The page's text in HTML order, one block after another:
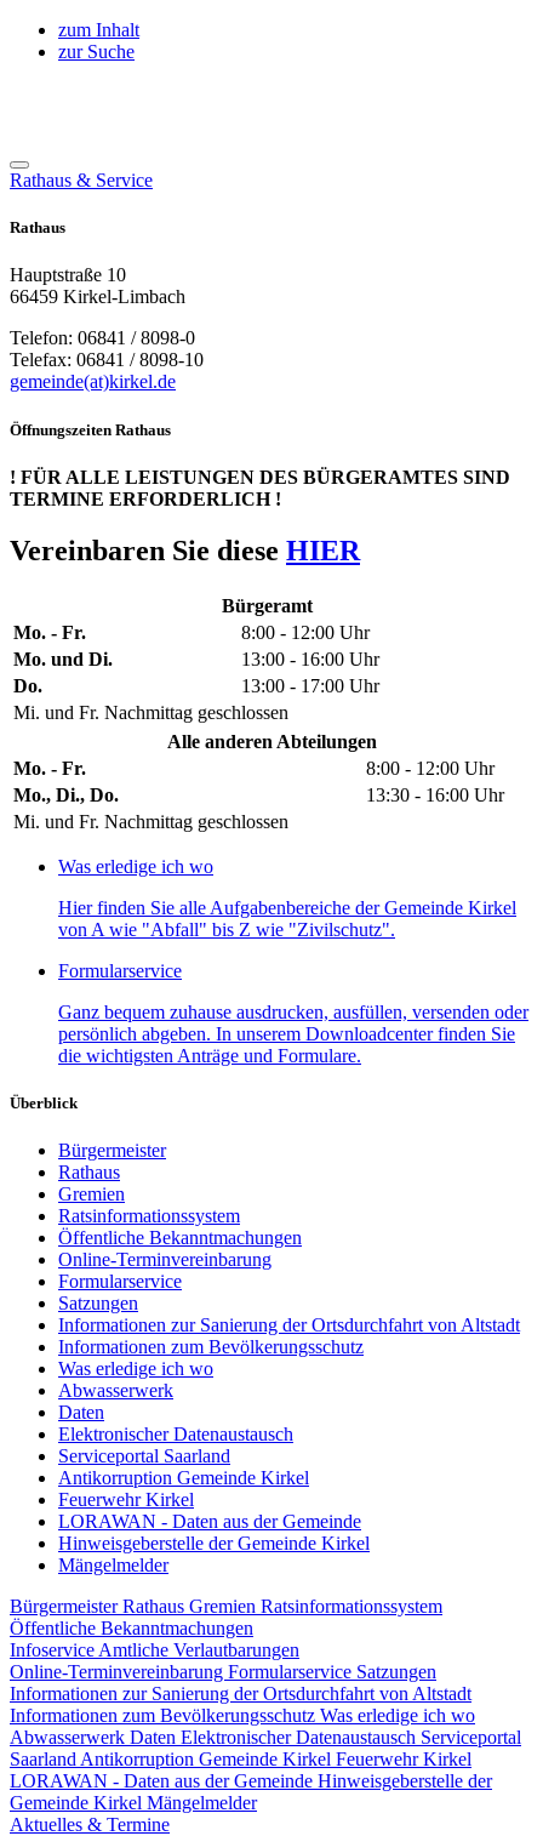
zum Inhalt
zur Suche
Rathaus & Service
Rathaus
Hauptstraße 10
66459 Kirkel-Limbach
Telefon: 06841 / 8098-0
Telefax: 06841 / 8098-10
gemeinde(at)kirkel.de
Öffnungszeiten Rathaus
! FÜR ALLE LEISTUNGEN DES BÜRGERAMTES SIND
TERMINE ERFORDERLICH !
Vereinbaren Sie diese HIER
Bürgeramt
Mo. - Fr.
8:00 - 12:00 Uhr
Mo. und Di.
13:00 - 16:00 Uhr
Do.
13:00 - 17:00 Uhr
Mi. und Fr. Nachmittag geschlossen
Alle anderen Abteilungen
Mo. - Fr.
8:00 - 12:00 Uhr
Mo., Di., Do.
13:30 - 16:00 Uhr
Mi. und Fr. Nachmittag geschlossen
Was erledige ich wo
Hier finden Sie alle Aufgabenbereiche der Gemeinde Kirkel
von A wie "Abfall" bis Z wie "Zivilschutz".
Formularservice
Ganz bequem zuhause ausdrucken, ausfüllen, versenden oder
persönlich abgeben. In unserem Downloadcenter finden Sie
die wichtigsten Anträge und Formulare.
Überblick
Bürgermeister
Rathaus
Gremien
Ratsinformationssystem
Öffentliche Bekanntmachungen
Online-Terminvereinbarung
Formularservice
Satzungen
Informationen zur Sanierung der Ortsdurchfahrt von Altstadt
Informationen zum Bevölkerungsschutz
Was erledige ich wo
Abwasserwerk
Daten
Elektronischer Datenaustausch
Serviceportal Saarland
Antikorruption Gemeinde Kirkel
Feuerwehr Kirkel
LORAWAN - Daten aus der Gemeinde
Hinweisgeberstelle der Gemeinde Kirkel
Mängelmelder
BürgermeisterRathaus Gremien Ratsinformationssystem
Öffentliche Bekanntmachungen
Infoservice Amtliche Verlautbarungen
Online-Terminvereinbarung Formularservice Satzungen
Informationen zur Sanierung der Ortsdurchfahrt von Altstadt
Informationen zum Bevölkerungsschutz Was erledige ich wo
Abwasserwerk Daten Elektronischer Datenaustausch Serviceportal
Saarland Antikorruption Gemeinde Kirkel Feuerwehr Kirkel
LORAWAN - Daten aus der Gemeinde Hinweisgeberstelle der
Gemeinde Kirkel Mängelmelder
Aktuelles & Termine